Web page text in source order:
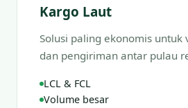
Kargo Laut
Solusi paling ekonomis untuk
dan pengiriman antar pulau
LCL & FCL
Volume besar